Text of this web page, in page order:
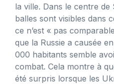
la ville. Dans le centre de
balles sont visibles dans
ce n’est « pas
que la Russie a causée
000 habitants semble
combat. Cela montre à
été surpris lorsque les